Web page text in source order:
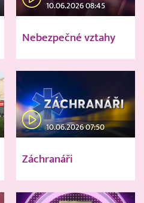
10.06.2026 08:45
Nebezpečné vztahy
10.06.2026 07:50
Záchranáři